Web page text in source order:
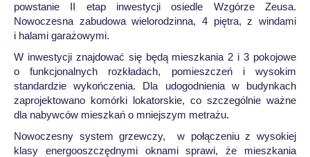
powstanie II etap inwestycji osiedle Wzgórze Zeusa.
Nowoczesna zabudowa wielorodzinna, 4 piętra, z windami
i halami garażowymi.
W inwestycji znajdować się będą mieszkania 2 i 3 pokojowe
o funkcjonalnych rozkładach, pomieszczeń i wysokim
standardzie wykończenia. Dla udogodnienia w budynkach
zaprojektowano komórki lokatorskie, co szczególnie ważne
dla nabywców mieszkań o mniejszym metrażu.
Nowoczesny system grzewczy, w połączeniu z wysokiej
klasy energooszczędnymi oknami sprawi, że mieszkania